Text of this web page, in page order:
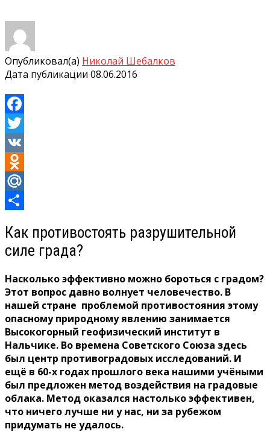
Опубликовал(а) Николай Шебалков
Дата публикации 08.06.2016
Facebook
Twitter
VK
Odnoklassniki
Mail.Ru
Как противостоять разрушительной
силе града?
Насколько эффективно можно бороться с градом?
Этот вопрос давно волнует человечество. В
нашей стране проблемой противостояния этому
опасному природному явлению занимается
Высокогорный геофизический институт в
Нальчике. Во времена Советского Союза здесь
был центр противоградовых исследований. И
ещё в 60-х годах прошлого века нашими учёными
был предложен метод воздействия на градовые
облака. Метод оказался настолько эффективен,
что ничего лучше ни у нас, ни за рубежом
придумать не удалось.